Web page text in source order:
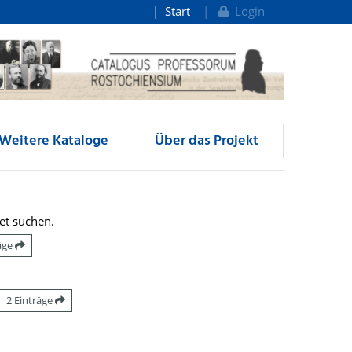
Start Login
Kataloge Über das Projekt
suchen.
2 Einträge